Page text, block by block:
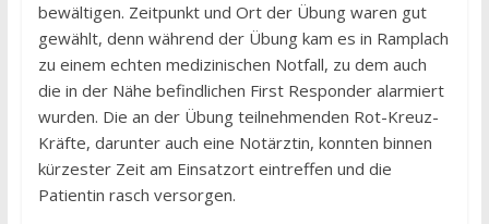
bewältigen. Zeitpunkt und Ort der Übung waren gut
gewählt, denn während der Übung kam es in Ramplach
zu einem echten medizinischen Notfall, zu dem auch
die in der Nähe befindlichen First Responder alarmiert
wurden. Die an der Übung teilnehmenden Rot-Kreuz-
Kräfte, darunter auch eine Notärztin, konnten binnen
kürzester Zeit am Einsatzort eintreffen und die
Patientin rasch versorgen.